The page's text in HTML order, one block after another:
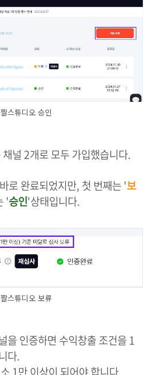
짤스튜디오 승인
널 2개로 모두 가입했습니다.
로 완료되었지만, 첫 번째는 '보
'승인'상태입니다.
짤스튜디오 보류
을 인증하면 수익창출 조건을 1
다.
1만 이상이 되어야 합니다.